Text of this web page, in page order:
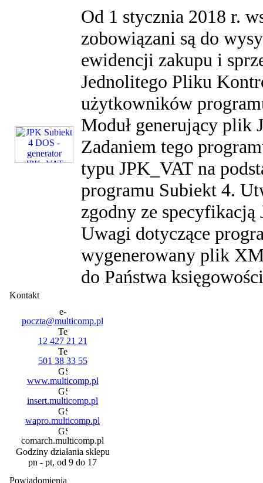
Od 1 stycznia 2018 r.
zobowiązani są do
ewidencji zakupu i
Jednolitego Pliku
użytkowników
Moduł generujący plik
Zadaniem tego
typu JPK_VAT na
programu Subiekt 4.
zgodny ze
Uwagi dotyczące
wygenerowany plik
do Państwa
Kontakt
poczta@multicomp.pl
12 427 21 21
501 38 33 55
www.multicomp.pl
insert.multicomp.pl
wapro.multicomp.pl
comarch.multicomp.pl
Godziny działania sklepu
pn - pt, od 9 do 17
Powiadomienia